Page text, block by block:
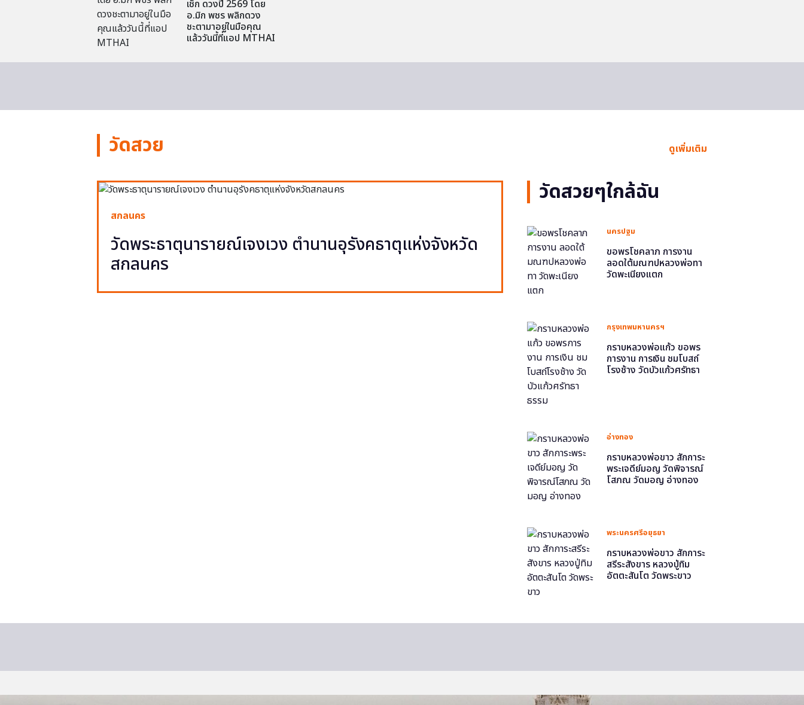
เช็ก ดวงปี 2569 โดย
อ.มิก พชร พลิกดวง
ชะตามาอยู่ในมือคุณ
แล้ววันนี้ที่แอป MTHAI
วัดสวย ดูเพิ่มเติม
สกลนคร
วัดพระธาตุนารายณ์เจงเวง ตำนานอุรังคธาตุแห่งจังหวัด
สกลนคร
วัดสวยๆใกล้ฉัน
นครปฐม
ขอพรโชคลาภ การงาน
ลอดใต้มณฑปหลวงพ่อทา
วัดพะเนียงแตก
กรุงเทพมหานครฯ
กราบหลวงพ่อแก้ว ขอพร
การงาน การเงิน ชมโบสถ์
โรงช้าง วัดบัวแก้วศรัทธา
อ่างทอง
กราบหลวงพ่อขาว สักการะ
พระเจดีย์มอญ วัดพิจารณ์
โสภณ วัดมอญ อ่างทอง
พระนครศรีอยุธยา
กราบหลวงพ่อขาว สักการะ
สรีระสังขาร หลวงปู่ทิม
อัตตะสันโต วัดพระขาว